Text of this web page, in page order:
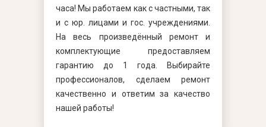
часа! Мы работаем как с частными, так
и с юр. лицами и гос. учреждениями.
На весь произведённый ремонт и
комплектующие предоставляем
гарантию до 1 года. Выбирайте
профессионалов, сделаем ремонт
качественно и ответим за качество
нашей работы!